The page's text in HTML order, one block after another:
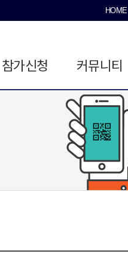
HOME
참가신청 커뮤니티